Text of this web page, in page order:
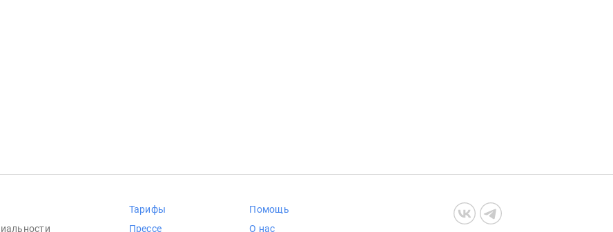
Тарифы
Прессе
Помощь
О нас